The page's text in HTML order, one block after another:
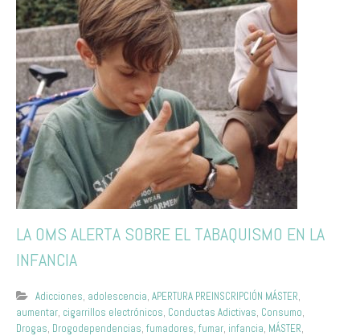
LA OMS ALERTA SOBRE EL TABAQUISMO EN LA
INFANCIA
Adicciones, adolescencia, APERTURA PREINSCRIPCIÓN MÁSTER,
aumentar, cigarrillos electrónicos, Conductas Adictivas, Consumo,
Drogas, Drogodependencias, fumadores, fumar, infancia, MÁSTER,